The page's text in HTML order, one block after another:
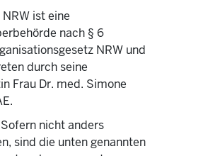
ist eine
nach § 6
NRW und
durch seine
Frau Dr. med. Simone
Sofern nicht anders
sind die unten genannten